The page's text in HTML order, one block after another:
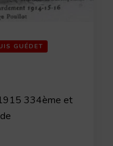
GUÉDET
334ème et